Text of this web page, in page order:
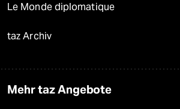
Le Monde diplomatique
taz Archiv
Mehr taz Angebote